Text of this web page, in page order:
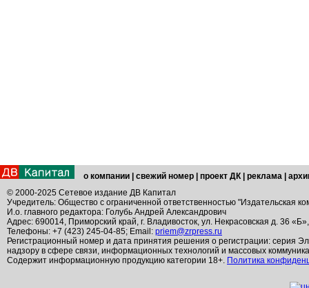
о компании свежий номер проект ДК реклама
© 2000-2025 Сетевое издание ДВ Капитал
Учредитель: Общество с ограниченной ответственностью "Издательская
И.о. главного редактора: Голубь Андрей Александрович
Адрес: 690014, Приморский край, г. Владивосток, ул. Некрасовская д. 36
Телефоны: +7 (423) 245-04-85; Email: priem@zrpress.ru
Регистрационный номер и дата принятия решения о регистрации: серия
надзору в сфере связи, информационных технологий и массовых
Содержит информационную продукцию категории 18+. Политика